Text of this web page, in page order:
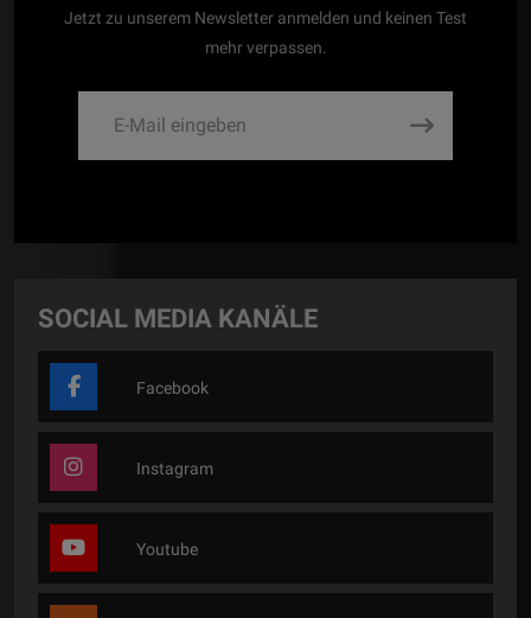
Jetzt zu unserem Newsletter anmelden und keinen Test
mehr verpassen.
SOCIAL MEDIA KANÄLE
Facebook
Instagram
Youtube